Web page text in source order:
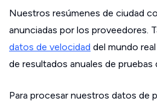
Nuestros resúmenes de ciudad
anunciadas por los proveedores.
datos de velocidad del mundo
de resultados anuales de pruebas
Para procesar nuestros datos de